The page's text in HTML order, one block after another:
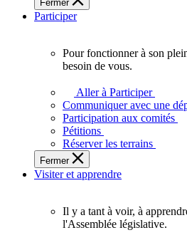
Ontariennes
et
Fermer
Participer
plein
potentiel,
l'Assemblée
a
besoin
de
Pour fonctionner à son
besoin de vous.
Aller à Participer
Communiquer avec une
Participation aux comités
Pétitions
Réserver les terrains
Fermer
Visiter et apprendre
Il y a tant à voir, à
l'Assemblée législative.